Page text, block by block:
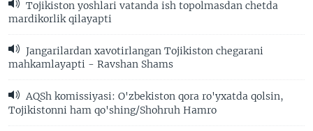
Tojikiston yoshlari vatanda ish topolmasdan chetda
mardikorlik qilayapti
Jangarilardan xavotirlangan Tojikiston chegarani
mahkamlayapti - Ravshan Shams
AQSh komissiyasi: O'zbekiston qora ro'yxatda qolsin,
Tojikistonni ham qo'shing/Shohruh Hamro